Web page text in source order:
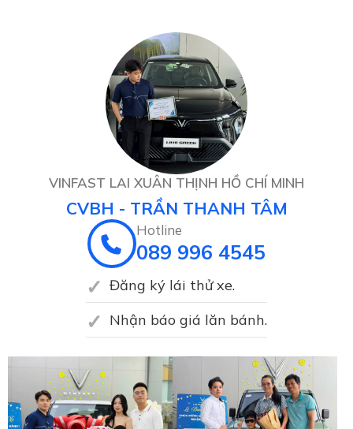
VINFAST LAI XUÂN THỊNH HỒ CHÍ MINH
CVBH - TRẦN THANH TÂM
Hotline
089 996 4545
Đăng ký lái thử xe.
Nhận báo giá lăn bánh.